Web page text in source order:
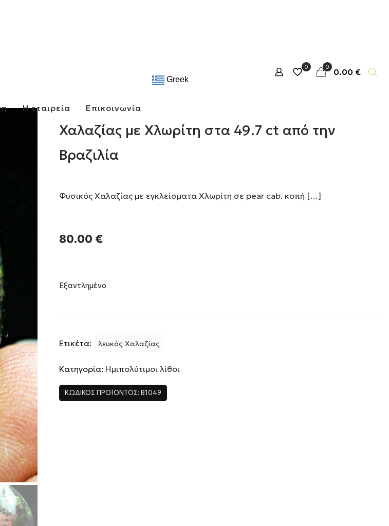
Η εταιρεία Επικοινωνία
Greek
0 0 0.00 €
Χαλαζίας με Χλωρίτη στα 49.7 ct από την
Βραζιλία
Φυσικός Χαλαζίας με εγκλείσματα Χλωρίτη σε pear cab. κοπή […]
80.00 €
Εξαντλημένο
Ετικέτα: λευκός Χαλαζίας
Κατηγορία: Ημιπολύτιμοι λίθοι
ΚΩΔΙΚΌΣ ΠΡΟΪΌΝΤΟΣ: B1049